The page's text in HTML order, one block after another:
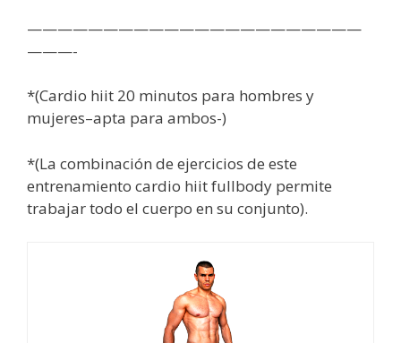
——————————————————————
———-
*(Cardio hiit 20 minutos para hombres y
mujeres–apta para ambos-)
*(La combinación de ejercicios de este
entrenamiento cardio hiit fullbody permite
trabajar todo el cuerpo en su conjunto).